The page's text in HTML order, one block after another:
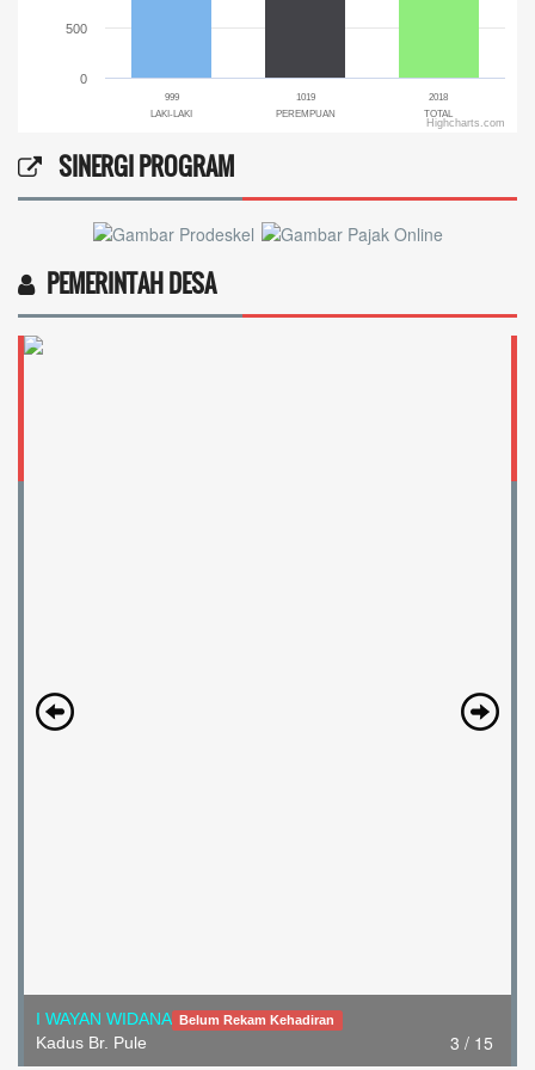
999
LAKI-LAKI
1019
PEREMPUAN
2018
TOTAL
0
500
Highcharts.com
SINERGI PROGRAM
PEMERINTAH DESA
3 / 15
I WAYAN WIDANA Belum Rekam Kehadiran
Kadus Br. Pule